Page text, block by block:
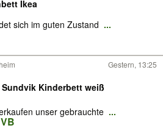
Ikea
sich im guten Zustand ...
Gestern, 13:25
Sundvik Kinderbett weiß
unser gebrauchte ...